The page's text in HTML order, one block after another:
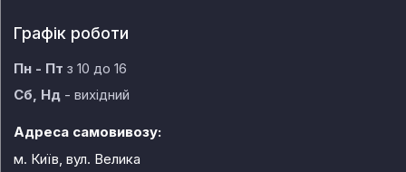
Графік роботи
Пн - Пт з 10 до 16
Сб, Нд - вихідний
Адреса самовивозу:
м. Київ, вул. Велика